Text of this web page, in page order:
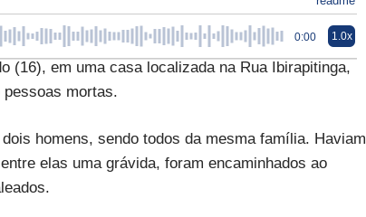
0:00 1.0x
(16), em uma casa localizada na Rua Ibirapitinga,
mortas.
homens, sendo todos da mesma família. Haviam
elas uma grávida, foram encaminhados ao